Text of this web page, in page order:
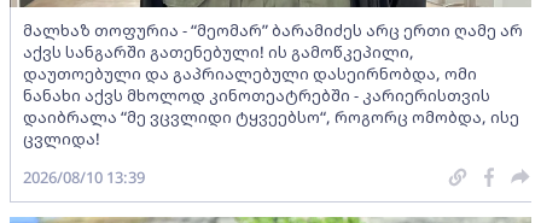
მალხაზ თოფურია - “მეომარ” ბარამიძეს არც ერთი ღამე არ
აქვს სანგარში გათენებული! ის გამოწკეპილი,
დაუთოებული და გაპრიალებული დასეირნობდა, ომი
ნანახი აქვს მხოლოდ კინოთეატრებში - კარიერისთვის
დაიბრალა “მე ვცვლიდი ტყვეებსო“, როგორც ომობდა, ისე
ცვლიდა!
2026/08/10 13:39